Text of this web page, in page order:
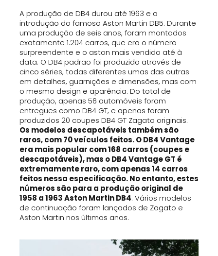
A produção de DB4 durou até 1963 e a
introdução do famoso Aston Martin DB5. Durante
uma produção de seis anos, foram montados
exatamente 1.204 carros, que era o número
surpreendente e o aston mais vendido até à
data. O DB4 padrão foi produzido através de
cinco séries, todas diferentes umas das outras
em detalhes, guarnições e dimensões, mas com
o mesmo design e aparência. Do total de
produção, apenas 56 automóveis foram
entregues como DB4 GT, e apenas foram
produzidos 20 coupes DB4 GT Zagato originais.
Os modelos descapotáveis também são
raros, com 70 veículos feitos. O DB4 Vantage
era mais popular com 168 carros (coupes e
descapotáveis), mas o DB4 Vantage GT é
extremamente raro, com apenas 14 carros
feitos nessa especificação. No entanto, estes
números são para a produção original de
1958 a 1963 Aston Martin DB4. Vários modelos
de continuação foram lançados de Zagato e
Aston Martin nos últimos anos.